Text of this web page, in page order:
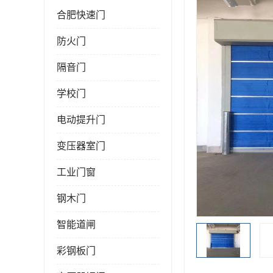
合肥快速门
防火门
隔音门
学校门
电动提升门
变压器室门
工业门窗
钢木门
智能道闸
彩钢板门